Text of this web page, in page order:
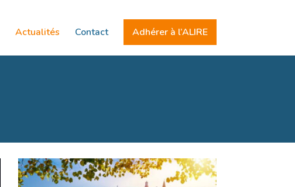
Actualités Contact Adhérer à l’ALIRE